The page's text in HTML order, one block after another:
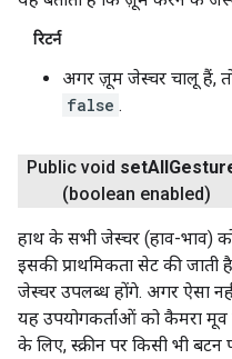
रिटर्न
अगर ज़ूम जेस्चर चालू हैं,
false .
Public void setAll
(boolean enabled)
हाथ के सभी जेस्चर (हाव-भाव)
इसकी प्राथमिकता सेट की जाती
जेस्चर उपलब्ध होंगे. अगर ऐसा
यह उपयोगकर्ताओं को कैमरा
के लिए, स्क्रीन पर किसी भी